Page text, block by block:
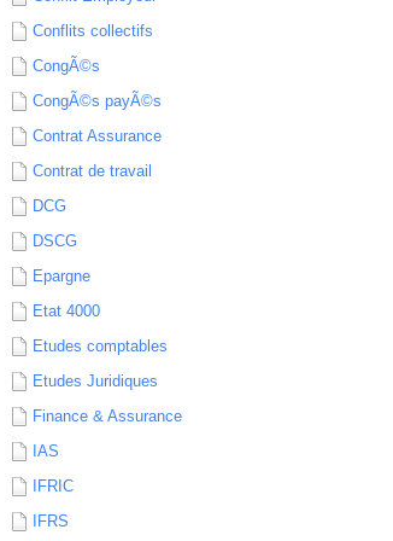
Conflits collectifs
CongÃ©s
CongÃ©s payÃ©s
Contrat Assurance
Contrat de travail
DCG
DSCG
Epargne
Etat 4000
Etudes comptables
Etudes Juridiques
Finance & Assurance
IAS
IFRIC
IFRS